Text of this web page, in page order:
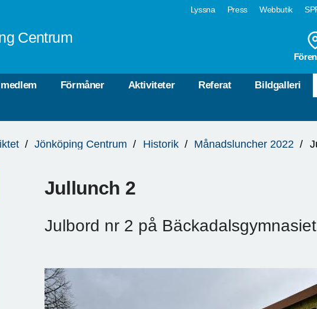
Lyssna Press Webbutik
Centrum
Förmåner Aktiviteter Referat Bildgalleri
Jönköping Centrum Historik Månadsluncher 2022
Jullunch 2
Julbord nr 2 på Bäckadalsgymnasiet